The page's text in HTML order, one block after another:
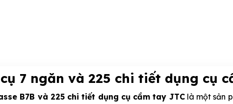
7 ngăn và 225 chi tiết dụng cụ
B7B và 225 chi tiết dụng cụ cầm tay JTClà một sản